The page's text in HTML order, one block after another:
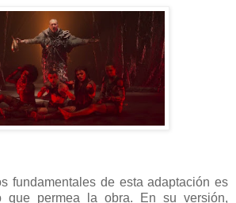
fundamentales de esta adaptación es
que permea la obra. En su versión,